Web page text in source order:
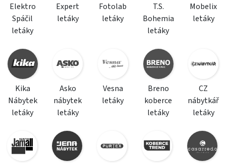
Elektro
Spáčil
letáky
Expert
letáky
Fotolab
letáky
T.S.
Bohemia
letáky
Mobelix
letáky
Kika
Nábytek
letáky
Asko
nábytek
letáky
Vesna
letáky
Breno
koberce
letáky
CZ
nábytkář
letáky